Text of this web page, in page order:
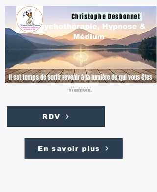
Christophe Desbonnet
Il est temps de sortir revenir à la lumière de qui vous êtes
vraiment.
Psychothérapie, Hypnose &
Médium
RDV
En savoir plus